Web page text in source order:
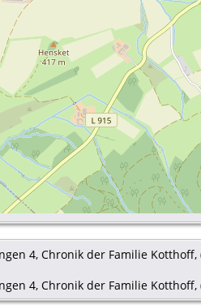
4, Chronik der Familie Kotthoff,
4, Chronik der Familie Kotthoff,